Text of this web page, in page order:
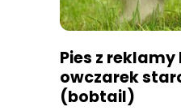
Pies z reklamy
owczarek
(bobtail)